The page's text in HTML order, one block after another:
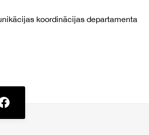
koordinācijas departamenta